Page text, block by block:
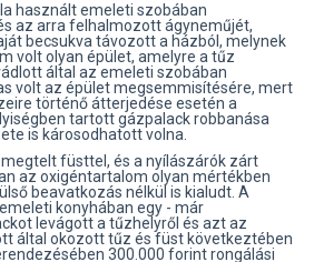
használt emeleti szobában
az arra felhalmozott ágyneműjét,
becsukva távozott a házból, melynek
volt olyan épület, amelyre a tűz
által az emeleti szobában
volt az épület megsemmisítésére, mert
történő átterjedése esetén a
tartott gázpalack robbanása
is károsodhatott volna.
füsttel, és a nyílászárók zárt
az oxigéntartalom olyan mértékben
beavatkozás nélkül is kialudt. A
konyhában egy - már
levágott a tűzhelyről és azt az
által okozott tűz és füst következtében
300.000 forint rongálási